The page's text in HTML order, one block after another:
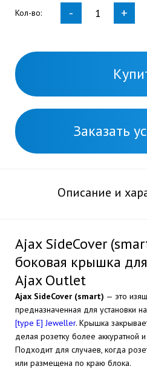
Кол-во: - +
Заказать
Описание и
Ajax SideCover
боковая крышка
Ajax Outlet
Ajax SideCover (smart) — это
предназначенная для установки на
[type E] Jeweller. Крышка
делая розетку более аккуратной
Подходит для случаев, когда
или размещена по краю блока.